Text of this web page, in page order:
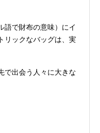
語で財布の意味）にイ
リックなバッグは、実
で出会う人々に大きな